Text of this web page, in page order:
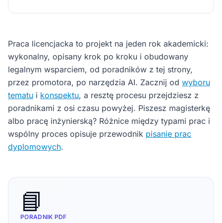
Praca licencjacka to projekt na jeden rok akademicki:
wykonalny, opisany krok po kroku i obudowany
legalnym wsparciem, od poradników z tej strony,
przez promotora, po narzędzia AI. Zacznij od wyboru
tematu i konspektu, a resztę procesu przejdziesz z
poradnikami z osi czasu powyżej. Piszesz magisterkę
albo pracę inżynierską? Różnice między typami prac i
wspólny proces opisuje przewodnik pisanie prac
dyplomowych.
📘
PORADNIK PDF